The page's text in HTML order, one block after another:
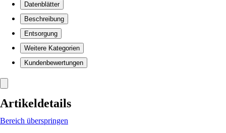
Datenblätter
Beschreibung
Entsorgung
Weitere Kategorien
Kundenbewertungen
Artikeldetails
Bereich überspringen